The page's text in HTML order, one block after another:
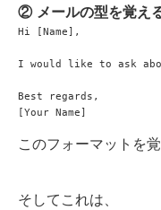
② メールの型を覚え
Hi [Name],
I would like to ask
Best regards,
このフォーマットを
そしてこれは、